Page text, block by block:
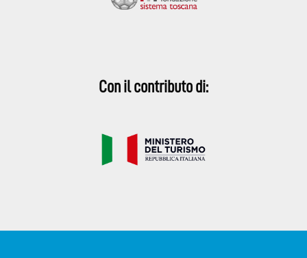
Con il contributo di: